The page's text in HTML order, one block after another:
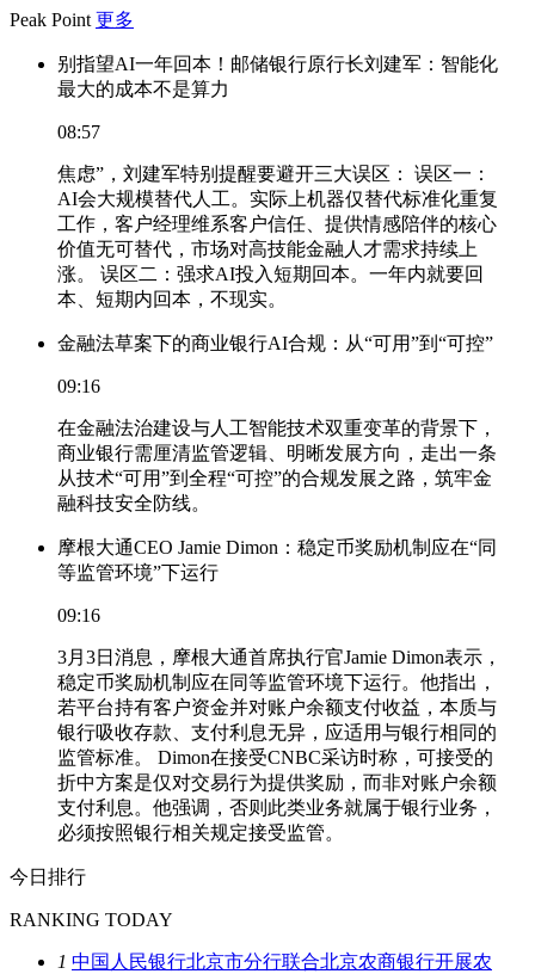
Peak Point 更多
别指望AI一年回本！邮储银行原行长刘建军：智能化
最大的成本不是算力
08:57
焦虑”，刘建军特别提醒要避开三大误区： 误区一：
AI会大规模替代人工。实际上机器仅替代标准化重复
工作，客户经理维系客户信任、提供情感陪伴的核心
价值无可替代，市场对高技能金融人才需求持续上
涨。 误区二：强求AI投入短期回本。一年内就要回
本、短期内回本，不现实。
金融法草案下的商业银行AI合规：从“可用”到“可控”
09:16
在金融法治建设与人工智能技术双重变革的背景下，
商业银行需厘清监管逻辑、明晰发展方向，走出一条
从技术“可用”到全程“可控”的合规发展之路，筑牢金
融科技安全防线。
摩根大通CEO Jamie Dimon：稳定币奖励机制应在“同
等监管环境”下运行
09:16
3月3日消息，摩根大通首席执行官Jamie Dimon表示，
稳定币奖励机制应在同等监管环境下运行。他指出，
若平台持有客户资金并对账户余额支付收益，本质与
银行吸收存款、支付利息无异，应适用与银行相同的
监管标准。 Dimon在接受CNBC采访时称，可接受的
折中方案是仅对交易行为提供奖励，而非对账户余额
支付利息。他强调，否则此类业务就属于银行业务，
必须按照银行相关规定接受监管。
今日排行
RANKING TODAY
1 中国人民银行北京市分行联合北京农商银行开展农